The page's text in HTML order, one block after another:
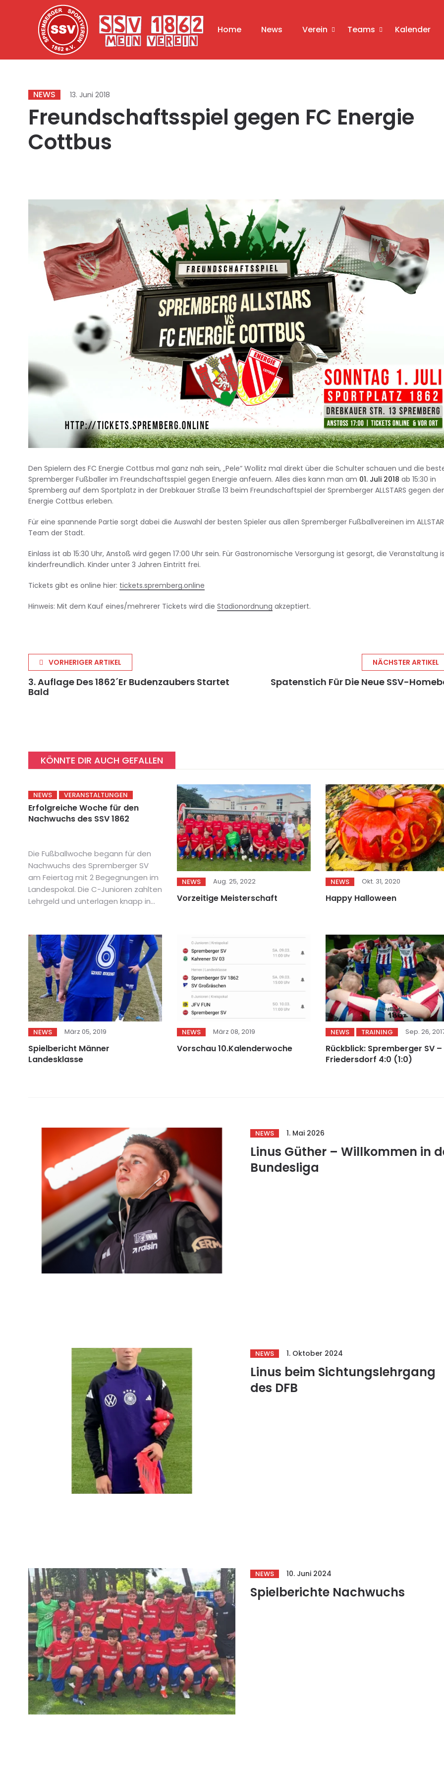
Home News Verein Teams Kalender
NEWS 13. Juni 2018
Freundschaftsspiel gegen FC Energie
Cottbus
Den Spielern des FC Energie Cottbus mal ganz nah sein, „Pele“ Wollitz mal direkt über die Schulter schauen und die
Spremberger Fußballer im Freundschaftsspiel gegen Energie anfeuern. Alles dies kann man am 01. Juli 2018 ab 15:30 in
Spremberg auf dem Sportplatz in der Drebkauer Straße 13 beim Freundschaftspiel der Spremberger ALLSTARS gegen
Energie Cottbus erleben.
Für eine spannende Partie sorgt dabei die Auswahl der besten Spieler aus allen Spremberger Fußballvereinen im
Team der Stadt.
Einlass ist ab 15:30 Uhr, Anstoß wird gegen 17:00 Uhr sein. Für Gastronomische Versorgung ist gesorgt, die Veranstaltung
kinderfreundlich. Kinder unter 3 Jahren Eintritt frei.
Tickets gibt es online hier: tickets.spremberg.online
Hinweis: Mit dem Kauf eines/mehrerer Tickets wird die Stadionordnung akzeptiert.
VORHERIGER ARTIKEL
3. Auflage Des 1862´er Budenzaubers Startet
Bald
NÄCHSTER ARTIKEL
Spatenstich Für Die Neue SSV-
KÖNNTE DIR AUCH GEFALLEN
NEWS VERANSTALTUNGEN
Erfolgreiche Woche für den
Nachwuchs des SSV 1862
Die Fußballwoche begann für den
Nachwuchs des Spremberger SV
am Feiertag mit 2 Begegnungen im
Landespokal. Die C-Junioren zahlten
Lehrgeld und unterlagen knapp in...
NEWS Aug. 25, 2022
Vorzeitige Meisterschaft
NEWS Okt. 31, 2020
Happy Halloween
NEWS März 05, 2019
Spielbericht Männer
Landesklasse
NEWS März 08, 2019
Vorschau 10.Kalenderwoche
NEWS TRAINING Sep. 26,
Rückblick: Spremberger SV –
Friedersdorf 4:0 (1:0)
NEWS 1. Mai 2026
Linus Güther – Willkommen in
Bundesliga
NEWS 1. Oktober 2024
Linus beim Sichtungslehrgang
des DFB
NEWS 10. Juni 2024
Spielberichte Nachwuchs